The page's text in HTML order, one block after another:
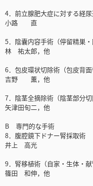
4．前立腺肥大症に対する経
小路 直
5．陰囊内容手術（停留精巣
林 祐太郎，他
6．包皮環状切除術（包皮背面
吉野 薫，他
7．陰茎全摘除術（陰茎部分切
矢津田旬二，他
B 専門的な手術
8．腹腔鏡下ドナー腎採取術
井上 高光
9．腎移植術（自家・生体・献
篠田 和伸，他